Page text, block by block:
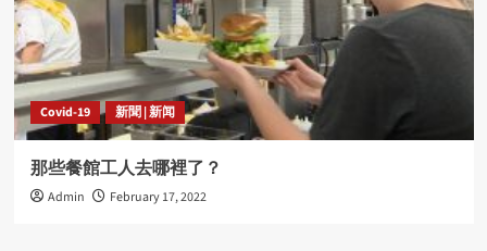
Covid-19 新聞 | 新闻
那些餐館工人去哪裡了？
Admin February 17, 2022